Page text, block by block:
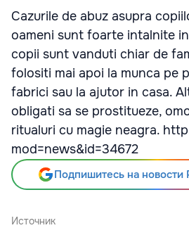
Cazurile de abuz asupra
oameni sunt foarte intalnite
copii sunt vanduti chiar de
folositi mai apoi la munca pe
fabrici sau la ajutor in casa.
obligati sa se prostitueze,
ritualuri cu magie neagra.
mod=news&id=34672
Подпишитесь на новости
Источник